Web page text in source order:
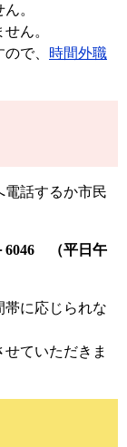
。
ん。
で、 時間外職
電話するか市民
6046 （平日午
に応じられな
ていただきま